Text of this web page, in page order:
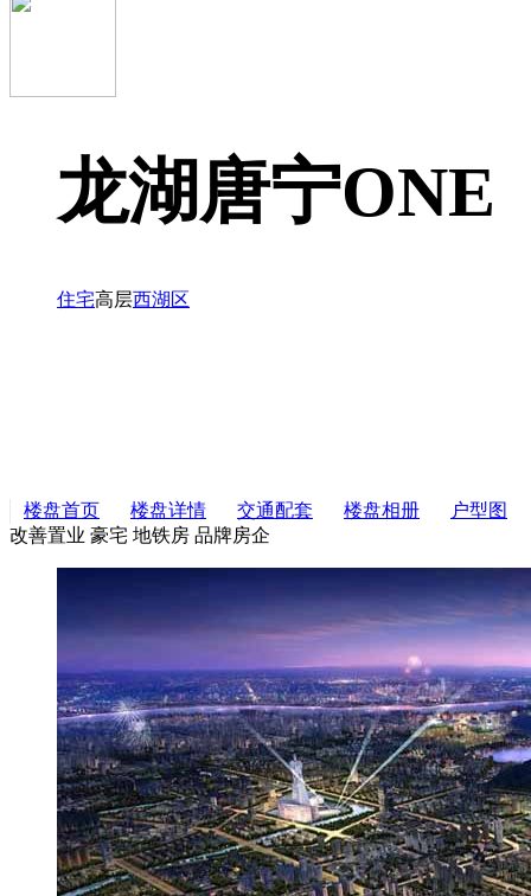
龙湖唐宁ONE
住宅高层西湖区
楼盘首页 楼盘详情 交通配套 楼盘相册
户型图
改善置业 豪宅 地铁房 品牌房企